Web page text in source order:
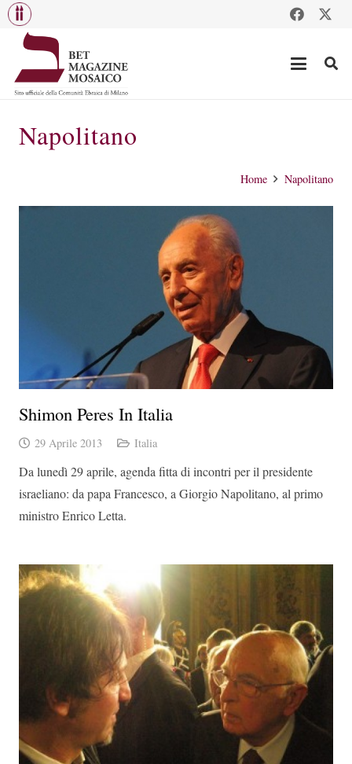
Napolitano
Home Napolitano
Shimon Peres In Italia
29 Aprile 2013 Italia
Da lunedì 29 aprile, agenda fitta di incontri per il presidente
israeliano: da papa Francesco, a Giorgio Napolitano, al primo
ministro Enrico Letta.